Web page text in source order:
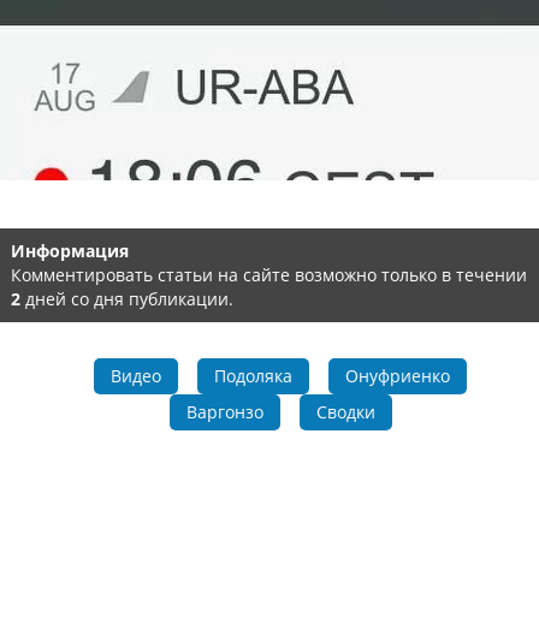
Информация
Комментировать статьи на сайте возможно только в течении
2 дней со дня публикации.
Видео Подоляка
Онуфриенко
Варгонзо
Сводки